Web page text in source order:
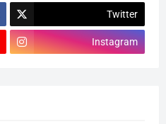
Twitter
Instagram